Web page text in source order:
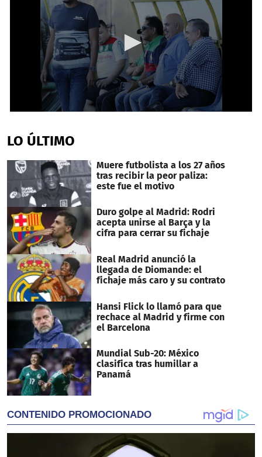
of
50
LO ÚLTIMO
Muere futbolista a los 27 años
tras recibir la peor paliza:
este fue el motivo
Duro golpe al Madrid: Rodri
acepta unirse al Barça y la
cifra para cerrar su fichaje
Real Madrid anunció la
llegada de Diomande: el
fichaje más caro y su contrato
Hansi Flick lo llamó para que
rechace al Madrid y firme con
el Barcelona
Mundial Sub-20: México
clasifica tras humillar a
Panamá